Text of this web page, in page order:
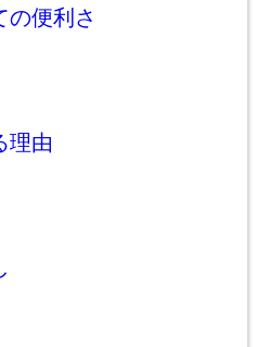
の便利さ
理由